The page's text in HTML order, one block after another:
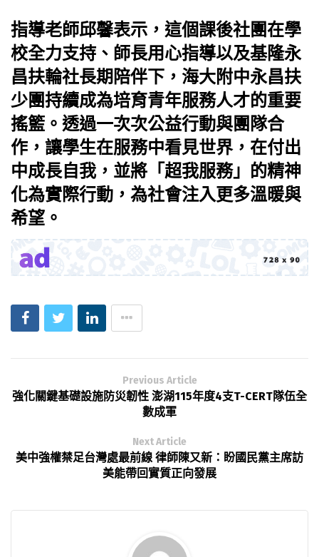
指導老師邱馨表示，這個課後社團在學
校全力支持、師長用心指導以及基隆永
昌扶輪社長期陪伴下，海大附中永昌扶
少團持續成為培育青年服務人才的重要
搖籃。透過一次次公益行動與團隊合
作，讓學生在服務中看見世界，在付出
中成長自我，並將「超我服務」的精神
化為實際行動，為社會注入更多溫暖與
希望。
Previous Article
強化關鍵基礎設施防災韌性 澎湖115年度4支T-CERT隊伍全
數成軍
Next Article
美中強權禁足台灣處最前線 律師陳又新：盼國民黨主席訪
美能帶回實質正向發展